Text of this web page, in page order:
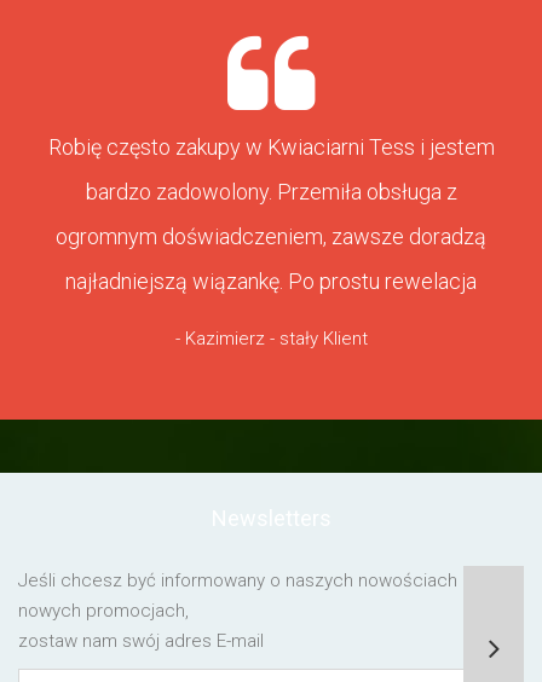
Robię często zakupy w Kwiaciarni Tess i jestem
bardzo zadowolony. Przemiła obsługa z
ogromnym doświadczeniem, zawsze doradzą
najładniejszą wiązankę. Po prostu rewelacja
- Kazimierz - stały Klient
Jeśli chcesz być informowany o naszych nowościach lub o
nowych promocjach,
zostaw nam swój adres E-mail